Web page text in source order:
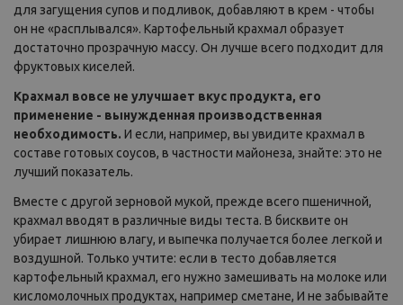
для загущения супов и подливок, добавляют в крем - чтобы
oн не «расплывался». Картофельный крахмал образует
достаточно прозрачную массу. Он лучше всего подходит для
фруктовых киселей.
Крахмал вовсе не улучшает вкус продукта, его
применение - вынужденная производственная
необходимость. И если, например, вы увидите крахмал в
составе готовых соусов, в частности майонеза, знайте: это не
лучший показатель.
Вместе с другой зерновой мукой, прежде всего пшеничной,
крахмал вводят в различные виды теста. В бисквите он
убирает лишнюю влагу, и выпечка получается более легкой и
воздушной. Только учтите: если в тесто добавляется
картофельный крахмал, его нужно замешивать на молоке или
кисломолочных продуктах, например сметане, И не забывайте